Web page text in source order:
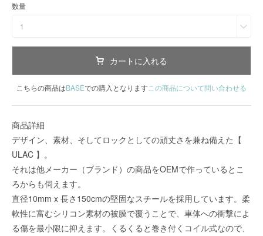
数量
1
カートに入れる
こちらの商品はBASEでの購入となりますこの商品について問い合わせる
商品詳細
デザイン、素材、そしてロックとしての頑丈さを兼ね備えた【
ULAC 】。
それは他メーカー（ブランド）の商品をOEMで作っているとこ
ろからも伺えます。
直径10mm x 長さ150cmの堅固なスチールを採用しています。柔
軟性に富むシリコン素材の被膜で覆うことで、車体への衝撃によ
る傷を最小限に抑えます。くるくると巻き付くコイル式なので、